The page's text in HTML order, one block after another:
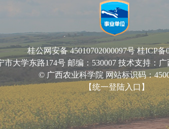
桂公网安备 45010702000097号 桂ICP备
大学东路174号 邮编：530007 技术支持：
© 广西农业科学院 网站标识码：
【统一登陆入口】